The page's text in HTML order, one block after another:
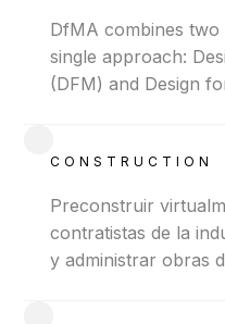
DfMA combines two
single approach:
(DFM) and Design
CONSTRUCTION
Preconstruir
contratistas de la
y administrar obras